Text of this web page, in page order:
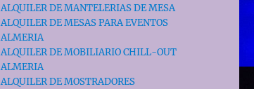
ALQUILER DE MANTELERIAS DE MESA
ALQUILER DE MESAS PARA EVENTOS
ALMERIA
ALQUILER DE MOBILIARIO CHILL-OUT
ALMERIA
ALQUILER DE MOSTRADORES